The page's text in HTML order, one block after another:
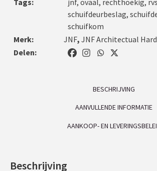
Tags:
jnf, ovaal, rechthoekig, rvs
schuifdeurbeslag,
schuifkom
Merk:
JNF, JNF Architectual
Delen:
BESCHRIJVING
AANVULLENDE INFORMATIE
AANKOOP- EN
Beschrijving